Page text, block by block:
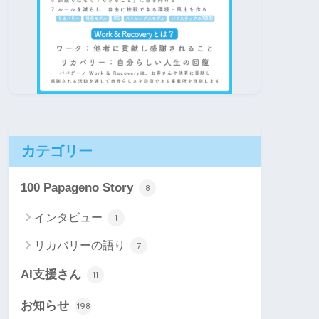
カテゴリー
100 Papageno Story 8
インタビュー 1
リカバリーの語り 7
AI支援さん 11
お知らせ 198